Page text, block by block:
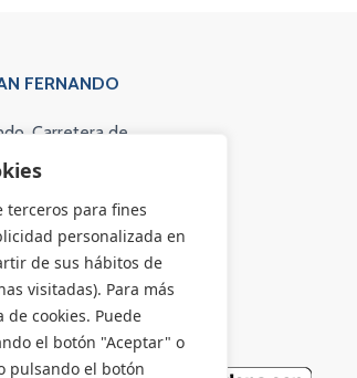
terceros para fines
personalizada en
de sus hábitos de
visitadas). Para más
cookies. Puede
el botón "Aceptar" o
pulsando el botón
FERNANDO
Carretera de
Madrid